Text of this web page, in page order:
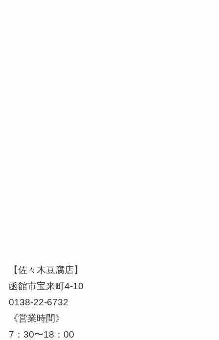
【佐々木豆腐店】
函館市宝来町4-10
0138-22-6732
《営業時間》
7：30〜18：00